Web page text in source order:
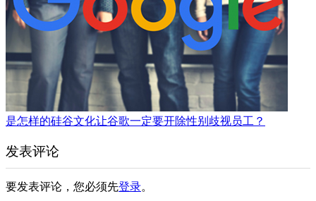
是怎样的硅谷文化让谷歌一定要开除性别歧视员工？
发表评论
要发表评论，您必须先登录。